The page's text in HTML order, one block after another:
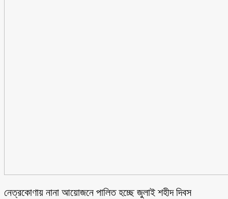
নেত্রকোণায় নানা আয়োজনে পালিত হচ্ছে জুলাই শহীদ দিবস